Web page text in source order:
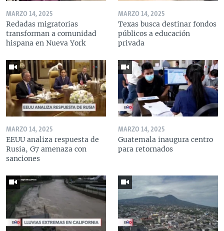
MARZO 14, 2025
Redadas migratorias
transforman a comunidad
hispana en Nueva York
MARZO 14, 2025
Texas busca destinar fondos
públicos a educación
privada
MARZO 14, 2025
EEUU analiza respuesta de
Rusia, G7 amenaza con
sanciones
MARZO 14, 2025
Guatemala inaugura centro
para retornados